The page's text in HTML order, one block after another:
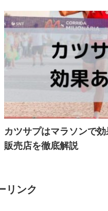
カツサプはマラソンで
販売店を徹底解説
リンク